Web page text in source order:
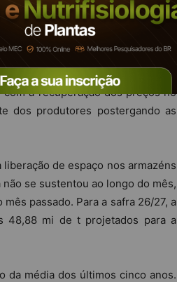
72,52% da produção, avanço de
a recuperação dos preços no
dos produtores postergando as
de espaço nos armazéns
se sustentou ao longo do mês,
passado. Para a safra 26/27, a
48,88 mi de t projetados para a
da média dos últimos cinco anos.